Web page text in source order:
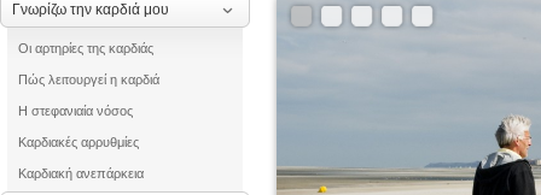
Γνωρίζω την καρδιά μου
Οι αρτηρίες της καρδιάς
Πώς λειτουργεί η καρδιά
Η στεφανιαία νόσος
Καρδιακές αρρυθμίες
Καρδιακή ανεπάρκεια